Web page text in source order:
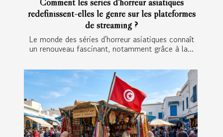
redéfinissent-elles le genre sur les plateformes
de streaming ?
Le monde des séries d'horreur asiatiques connaît
un renouveau fascinant, notamment grâce à la...